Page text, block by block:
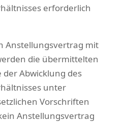
erforderlich
Anstellungsvertrag mit
die übermittelten
der Abwicklung des
unter
Vorschriften
Anstellungsvertrag